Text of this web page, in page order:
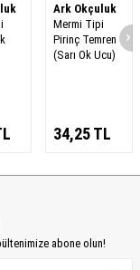
Ark Okçuluk
Mermi Tipi
Pirinç Temren
(Sarı Ok Ucu)
34,25TL
abone olun!